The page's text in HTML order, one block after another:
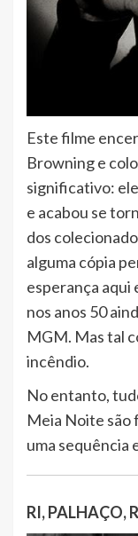
Este filme
Browning e
significativo:
e acabou se
dos
alguma cópia
esperança aqui
nos anos 50
MGM. Mas tal
incêndio.
No entanto,
Meia Noite são
uma sequência
RI, PALHAÇO,